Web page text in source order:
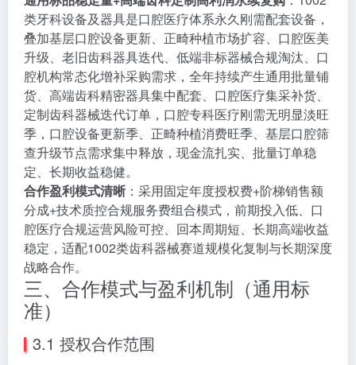
类牙科设备及器具是口腔医疗体系永久刚需配套设备，
叠加基层口腔设备更新、正畸种植市场扩容、口腔医美
升级、老旧齿科器具迭代、低端非标器械合规淘汰、口
腔机构常态化增补采购需求，全年持续产生通用批量铺
货、高端齿科精密器具集中配套、口腔医疗集采补货、
定制齿科器械迭代订单，口腔专科医疗刚需无明显淡旺
季，口腔设备更新季、正畸种植消费旺季、基层口腔筛
查升级节点需求集中释放，现金流扎实、批量订单稳
定、长期收益稳健。
合作盈利模式清晰 ：采用固定年度授权费+阶梯销售额
分成+技术质控合规服务费组合模式，前期投入低、口
腔医疗合规运营风险可控、回本周期短、长期高端收益
稳定，适配1002类齿科器械赛道规模化复制与长期深度
战略合作。
三、合作模式与盈利机制（通用标
准）
3.1 授权合作范围